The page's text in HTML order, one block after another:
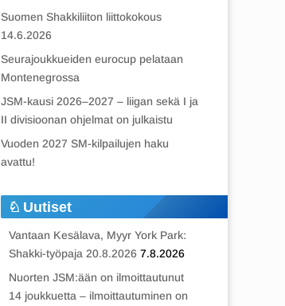
Suomen Shakkiliiton liittokokous
14.6.2026
Seurajoukkueiden eurocup pelataan
Montenegrossa
JSM-kausi 2026–2027 – liigan sekä I ja
II divisioonan ohjelmat on julkaistu
Vuoden 2027 SM-kilpailujen haku
avattu!
Uutiset
Vantaan Kesälava, Myyr York Park:
Shakki-työpaja 20.8.2026 7.8.2026
Nuorten JSM:ään on ilmoittautunut
14 joukkuetta – ilmoittautuminen on